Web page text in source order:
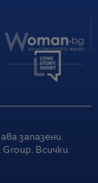
запазени.
Всички